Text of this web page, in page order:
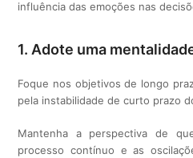
influência das emoções nas
1. Adote uma
Foque nos objetivos de longo
pela instabilidade de curto prazo
Mantenha a perspectiva de
processo contínuo e as